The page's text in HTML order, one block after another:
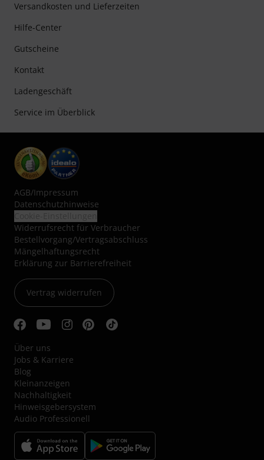
Versandkosten und Lieferzeiten
Hilfe-Center
Gutscheine
Kontakt
Ladengeschäft
Service im Überblick
AGB/Impressum
Datenschutzhinweise
Widerrufsrecht für Verbraucher
Bestellvorgang/Vertragsabschluss
Mängelhaftungsrecht
Erklärung zur Barrierefreiheit
Vertrag widerrufen
Über uns
Jobs & Karriere
Blog
Kleinanzeigen
Nachhaltigkeit
Hinweisgebersystem
Audio Professionell